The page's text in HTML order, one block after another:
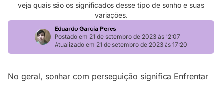
veja quais são os significados desse tipo de sonho e suas
variações.
Eduardo Garcia Peres
Postado em 21 de setembro de 2023 às 12:07
Atualizado em 21 de setembro de 2023 às 17:20
No geral, sonhar com perseguição significa Enfrentar